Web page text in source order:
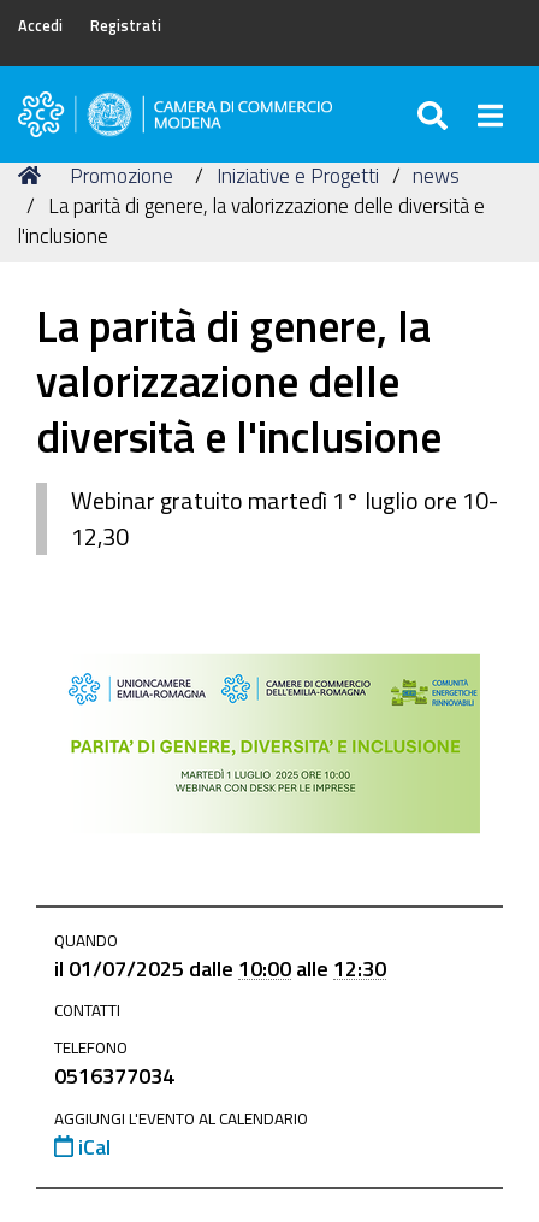
Accedi Registrati
Camera
Commercio
di
Modena
Tu
sei
qui:
Home
Promozione Iniziative e Progetti
news
La parità di genere, la valorizzazione delle diversità e
l'inclusione
La parità di genere, la
valorizzazione delle
diversità e l'inclusione
Webinar gratuito martedì 1° luglio ore 10-
12,30
progetti/news/la-
parita-
di-
genere-
la-
valorizzazione-
QUANDO
il 01/07/2025 dalle 10:00 alle 12:30
CONTATTI
TELEFONO
0516377034
AGGIUNGI L'EVENTO AL CALENDARIO
iCal